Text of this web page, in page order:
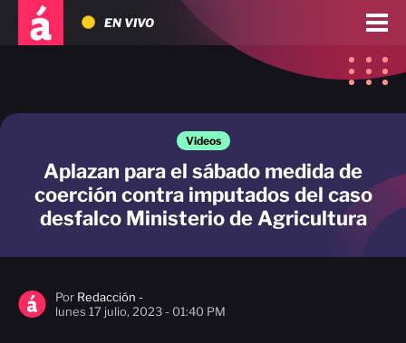
EN VIVO
Videos
Aplazan para el sábado medida de
coerción contra imputados del caso
desfalco Ministerio de Agricultura
Por Redacción -
lunes 17 julio, 2023 - 01:40 PM